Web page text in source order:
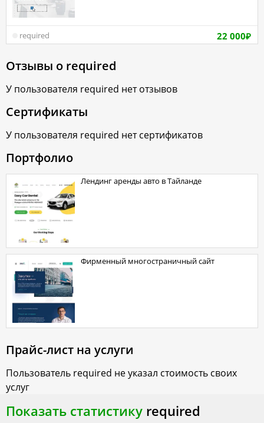
22 000₽
required
Отзывы о required
У пользователя required нет отзывов
Сертификаты
У пользователя required нет сертификатов
Портфолио
Лендинг аренды авто в Тайланде
Фирменный многостраничный сайт
Прайс-лист на услуги
Пользователь required не указал стоимость своих
услуг
Показать статистику required